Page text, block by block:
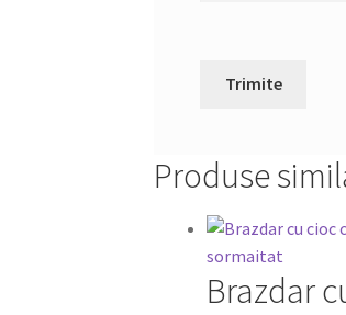
Produse
Brazdar